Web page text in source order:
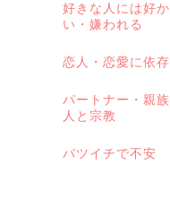
好きな人には好
い・嫌われる
恋人・恋愛に依存
パートナー・親
人と宗教
バツイチで不安